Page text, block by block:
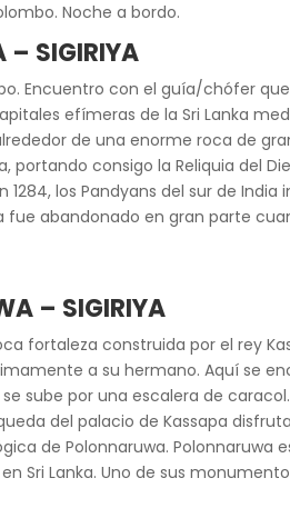
Noche a bordo.
– SIGIRIYA
Encuentro con el guía/chófer
efímeras de la Sri Lanka
de una enorme roca de
consigo la Reliquia del
los Pandyans del sur de
fue abandonado en gran parte
– SIGIRIYA
fortaleza construida por el rey
a su hermano. Aquí se
sube por una escalera de
del palacio de Kassapa
de Polonnaruwa. Polonnaruwa
Sri Lanka. Uno de sus